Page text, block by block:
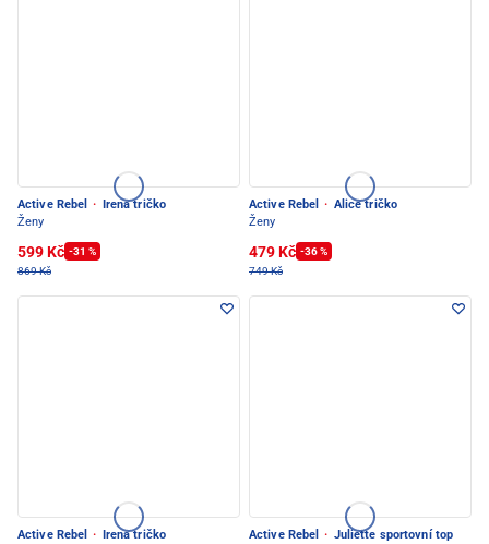
Active Rebel ·
Irena tričko
Ženy
599 Kč -31 %
869 Kč
Active Rebel · Alice tričko
Ženy
479 Kč -36 %
749 Kč
Active Rebel ·
Irena tričko
Active Rebel · Juliette sportovní top